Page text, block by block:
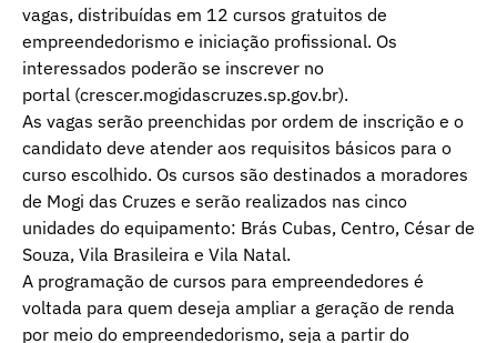
vagas, distribuídas em 12 cursos gratuitos de
empreendedorismo e iniciação profissional. Os
interessados poderão se inscrever no
portal (crescer.mogidascruzes.sp.gov.br).
As vagas serão preenchidas por ordem de inscrição e o
candidato deve atender aos requisitos básicos para o
curso escolhido. Os cursos são destinados a moradores
de Mogi das Cruzes e serão realizados nas cinco
unidades do equipamento: Brás Cubas, Centro, César de
Souza, Vila Brasileira e Vila Natal.
A programação de cursos para empreendedores é
voltada para quem deseja ampliar a geração de renda
por meio do empreendedorismo, seja a partir do